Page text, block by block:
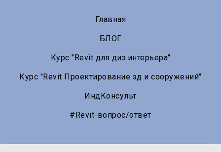
Главная
БЛОГ
Курс "Revit для диз.интерьера"
Курс "Revit Проектирование зд и сооружений"
ИндКонсульт
#Revit-вопрос/ответ